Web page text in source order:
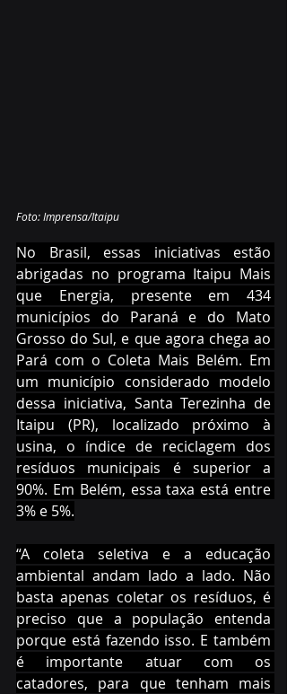
Foto: Imprensa/Itaipu
No Brasil, essas iniciativas estão
abrigadas no programa Itaipu Mais
que Energia, presente em 434
municípios do Paraná e do Mato
Grosso do Sul, e que agora chega ao
Pará com o Coleta Mais Belém. Em
um município considerado modelo
dessa iniciativa, Santa Terezinha de
Itaipu (PR), localizado próximo à
usina, o índice de reciclagem dos
resíduos municipais é superior a
90%. Em Belém, essa taxa está entre
3% e 5%.
“A coleta seletiva e a educação
ambiental andam lado a lado. Não
basta apenas coletar os resíduos, é
preciso que a população entenda
porque está fazendo isso. E também
é importante atuar com os
catadores, para que tenham mais